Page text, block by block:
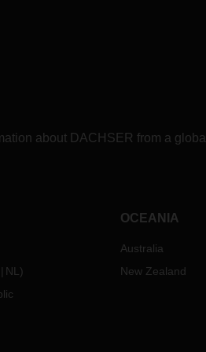
about DACHSER from a global
NL )
OCEANIA
Australia
New Zealand